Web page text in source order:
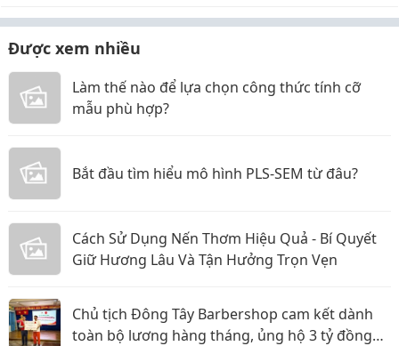
Được xem nhiều
Làm thế nào để lựa chọn công thức tính cỡ
mẫu phù hợp?
Bắt đầu tìm hiểu mô hình PLS-SEM từ đâu?
Cách Sử Dụng Nến Thơm Hiệu Quả - Bí Quyết
Giữ Hương Lâu Và Tận Hưởng Trọn Vẹn
Chủ tịch Đông Tây Barbershop cam kết dành
toàn bộ lương hàng tháng, ủng hộ 3 tỷ đồng